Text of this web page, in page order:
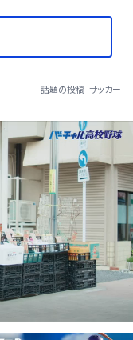
話題の投稿 サッカー